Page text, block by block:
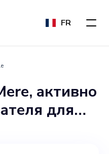
FR
активно
для